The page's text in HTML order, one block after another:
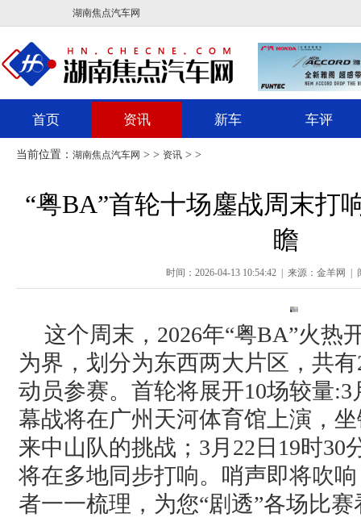
湖南焦点汽车网
首页 资讯 新车 车评
当前位置： 湖南焦点汽车网 > > 资讯 > >
“粤BA”首轮十场鏖战周末打
瞻
时间： 2026-04-13 10:54:42 | 来源： 金羊网 |
这个周末，2026年“粤BA”火热
为界，划分为东西两大片区，共
动员参赛。首轮将展开10场较量:3
幕战将在广州天河体育馆上演，
来中山队的挑战；3月22日19时30
将在多地同步打响。哨声即将吹
者一一梳理，为您“剧透”各场比